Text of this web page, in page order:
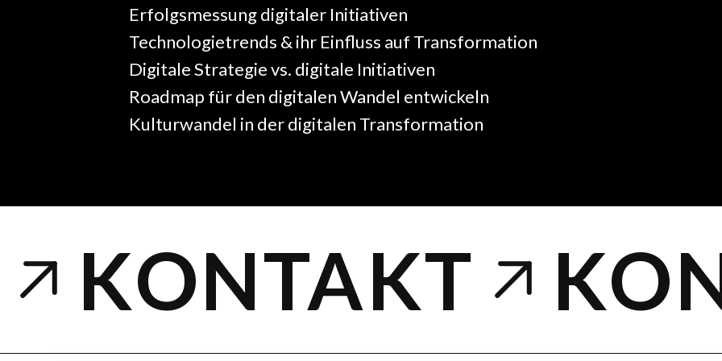
Erfolgsmessung digitaler Initiativen
Technologietrends & ihr Einfluss auf Transformation
Digitale Strategie vs. digitale Initiativen
Roadmap für den digitalen Wandel entwickeln
Kulturwandel in der digitalen Transformation
KONTAKT